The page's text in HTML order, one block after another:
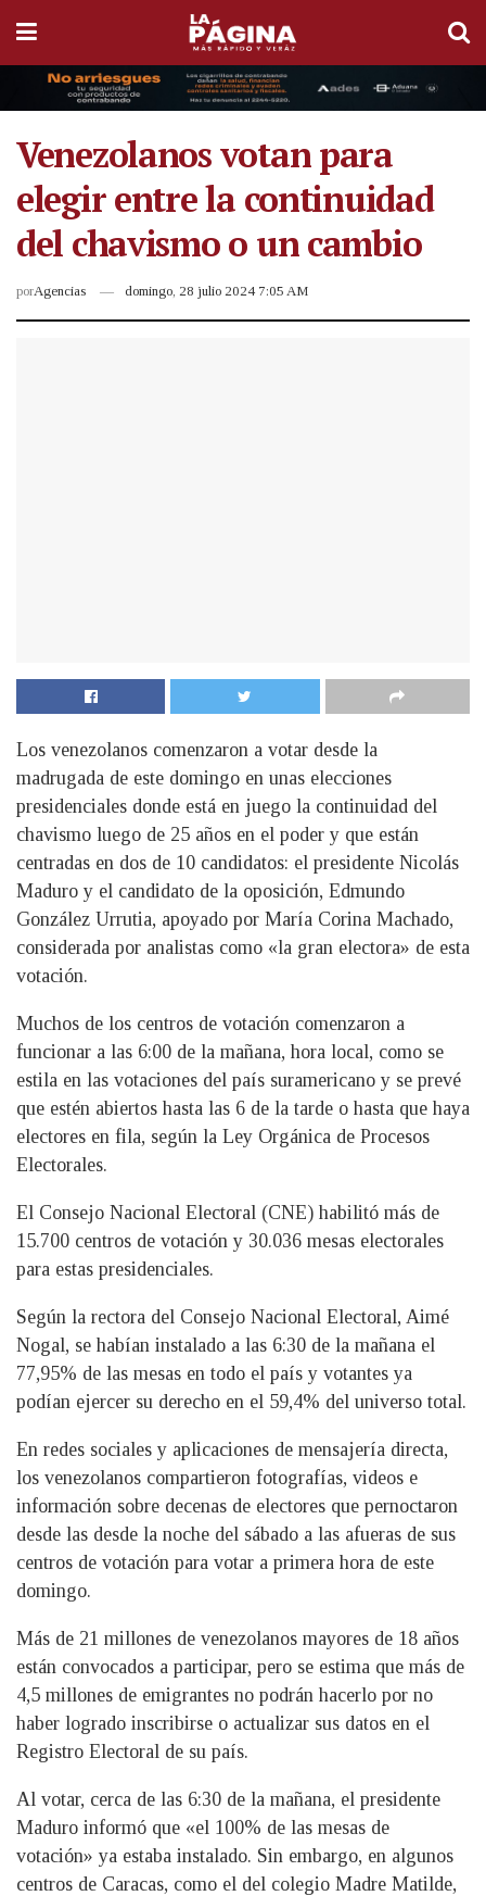
Venezolanos votan para
elegir entre la continuidad
del chavismo o un cambio
porAgencias domingo, 28 julio 2024 7:05 AM
Los venezolanos comenzaron a votar desde la
madrugada de este domingo en unas elecciones
presidenciales donde está en juego la continuidad del
chavismo luego de 25 años en el poder y que están
centradas en dos de 10 candidatos: el presidente Nicolás
Maduro y el candidato de la oposición, Edmundo
González Urrutia, apoyado por María Corina Machado,
considerada por analistas como «la gran electora» de esta
votación.
Muchos de los centros de votación comenzaron a
funcionar a las 6:00 de la mañana, hora local, como se
estila en las votaciones del país suramericano y se prevé
que estén abiertos hasta las 6 de la tarde o hasta que haya
electores en fila, según la Ley Orgánica de Procesos
Electorales.
El Consejo Nacional Electoral (CNE) habilitó más de
15.700 centros de votación y 30.036 mesas electorales
para estas presidenciales.
Según la rectora del Consejo Nacional Electoral, Aimé
Nogal, se habían instalado a las 6:30 de la mañana el
77,95% de las mesas en todo el país y votantes ya
podían ejercer su derecho en el 59,4% del universo total.
En redes sociales y aplicaciones de mensajería directa,
los venezolanos compartieron fotografías, videos e
información sobre decenas de electores que pernoctaron
desde las desde la noche del sábado a las afueras de sus
centros de votación para votar a primera hora de este
domingo.
Más de 21 millones de venezolanos mayores de 18 años
están convocados a participar, pero se estima que más de
4,5 millones de emigrantes no podrán hacerlo por no
haber logrado inscribirse o actualizar sus datos en el
Registro Electoral de su país.
Al votar, cerca de las 6:30 de la mañana, el presidente
Maduro informó que «el 100% de las mesas de
votación» ya estaba instalado. Sin embargo, en algunos
centros de Caracas, como el del colegio Madre Matilde,